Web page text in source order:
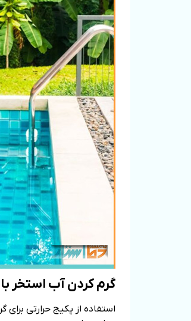
گرم ‌کردن آب استخر
استفاده از پکیج حرارتی